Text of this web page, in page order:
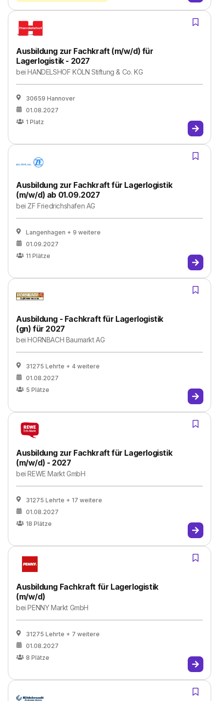
Ausbildung zur Fachkraft (m/w/d) für
Lagerlogistik - 2027
beiHANDELSHOF KÖLN Stiftung & Co. KG
30659 Hannover
01.08.2027
1 Platz
Ausbildung zur Fachkraft für Lagerlogistik
(m/w/d) ab 01.09.2027
bei ZF Friedrichshafen AG
Langenhagen + 9 weitere
01.09.2027
11 Plätze
Ausbildung - Fachkraft für Lagerlogistik
(gn) für 2027
beiHORNBACH Baumarkt AG
31275 Lehrte + 4 weitere
01.08.2027
5 Plätze
Ausbildung zur Fachkraft für Lagerlogistik
(m/w/d) - 2027
beiREWE Markt GmbH
31275 Lehrte + 17 weitere
01.08.2027
18 Plätze
Ausbildung Fachkraft für Lagerlogistik
(m/w/d)
beiPENNY Markt GmbH
31275 Lehrte + 7 weitere
01.08.2027
8 Plätze